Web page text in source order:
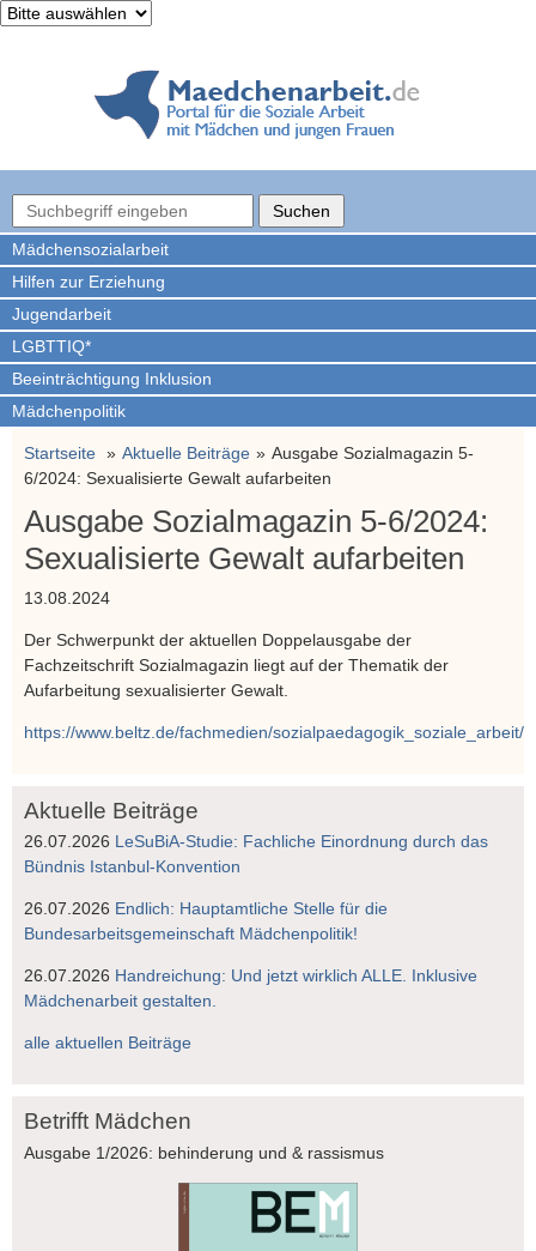
Mädchen­sozialarbeit
Hilfen zur Erziehung
Jugendarbeit
LGBTTIQ*
Beeinträchtigung Inklusion
Mädchenpolitik
Startseite Aktuelle Beiträge
Ausgabe Sozialmagazin 5-
6/2024: Sexualisierte Gewalt aufarbeiten
Ausgabe Sozialmagazin 5-6/2024:
Sexualisierte Gewalt aufarbeiten
13.08.2024
Der Schwerpunkt der aktuellen Doppelausgabe der
Fachzeitschrift Sozialmagazin liegt auf der Thematik der
Aufarbeitung sexualisierter Gewalt.
https://www.beltz.de/fachmedien/sozialpaedagogik_soziale_arbeit/
Aktuelle Beiträge
26.07.2026 LeSuBiA-Studie: Fachliche Einordnung durch das
Bündnis Istanbul-Konvention
26.07.2026 Endlich: Hauptamtliche Stelle für die
Bundesarbeitsgemeinschaft Mädchenpolitik!
26.07.2026 Handreichung: Und jetzt wirklich ALLE. Inklusive
Mädchenarbeit gestalten.
alle aktuellen Beiträge
Betrifft Mädchen
Ausgabe 1/2026: behinderung und & rassismus